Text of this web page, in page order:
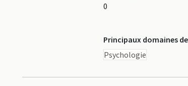
0
Principaux domaines
Psychologie